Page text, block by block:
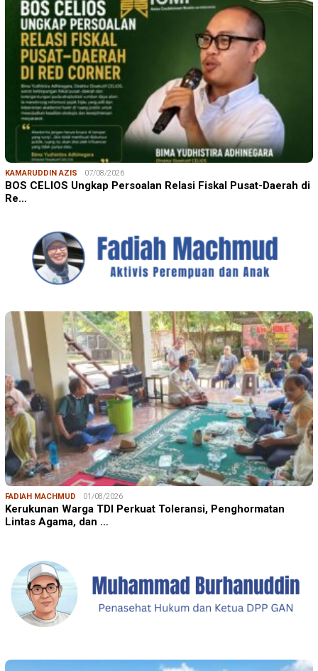
KAMARUDDIN AZIS 07/08/2026
BOS CELIOS Ungkap Persoalan Relasi Fiskal Pusat-Daerah di
Re…
FADIAH MACHMUD 01/08/2026
Kerukunan Warga TDI Perkuat Toleransi, Penghormatan
Lintas Agama, dan …